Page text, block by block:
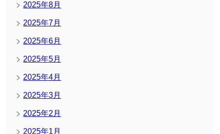
2025年8月
2025年7月
2025年6月
2025年5月
2025年4月
2025年3月
2025年2月
2025年1月